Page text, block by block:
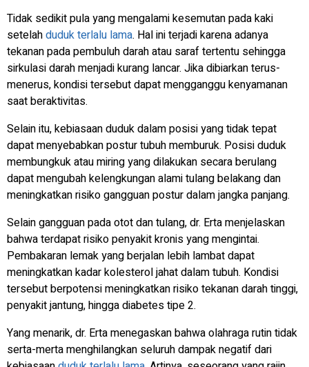
Tidak sedikit pula yang mengalami kesemutan pada kaki
setelahduduk terlalu lama. Hal ini terjadi karena adanya
tekanan pada pembuluh darah atau saraf tertentu sehingga
sirkulasi darah menjadi kurang lancar. Jika dibiarkan terus-
menerus, kondisi tersebut dapat mengganggu kenyamanan
saat beraktivitas.
Selain itu, kebiasaan duduk dalam posisi yang tidak tepat
dapat menyebabkan postur tubuh memburuk. Posisi duduk
membungkuk atau miring yang dilakukan secara berulang
dapat mengubah kelengkungan alami tulang belakang dan
meningkatkan risiko gangguan postur dalam jangka panjang.
Selain gangguan pada otot dan tulang, dr. Erta menjelaskan
bahwa terdapat risiko penyakit kronis yang mengintai.
Pembakaran lemak yang berjalan lebih lambat dapat
meningkatkan kadar kolesterol jahat dalam tubuh. Kondisi
tersebut berpotensi meningkatkan risiko tekanan darah tinggi,
penyakit jantung, hingga diabetes tipe 2.
Yang menarik, dr. Erta menegaskan bahwa olahraga rutin tidak
serta-merta menghilangkan seluruh dampak negatif dari